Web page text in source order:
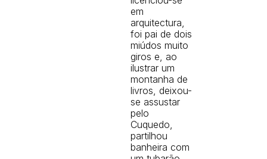
em
arquitectura,
foi pai de dois
miúdos muito
giros e, ao
ilustrar um
montanha de
livros, deixou-
se assustar
pelo
Cuquedo,
partilhou
banheira com